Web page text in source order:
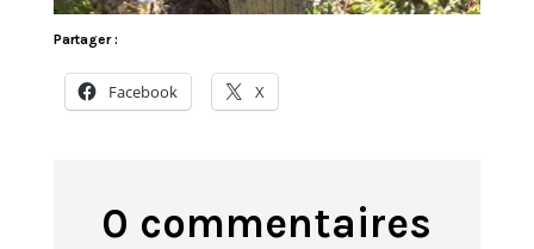
Partager :
Facebook X
0 commentaires